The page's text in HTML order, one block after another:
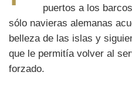
puertos a los
sólo navieras alemanas
belleza de las islas y
que le permitía volver al
forzado.